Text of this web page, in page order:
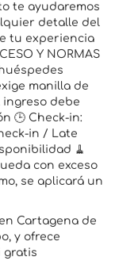
te ayudaremos
detalle del
tu experiencia
Y NORMAS
manilla de
ingreso debe
🕒 Check-in:
in / Late
🧹
con exceso
se aplicará un
Cartagena de
y ofrece
gratis